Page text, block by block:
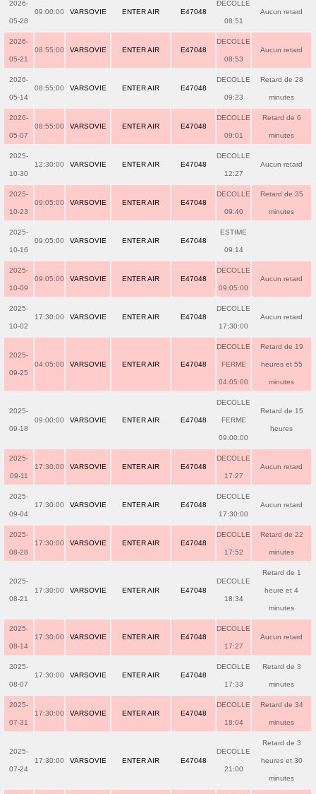
2026-
05-28
09:00:00 VARSOVIE ENTER AIR E47048
DECOLLE
08:51
Aucun retard
2026-
05-21
08:55:00 VARSOVIE ENTER AIR E47048
DECOLLE
08:53
Aucun retard
2026-
05-14
08:55:00 VARSOVIE ENTER AIR E47048
DECOLLE
09:23
Retard de 28
minutes
2026-
05-07
08:55:00 VARSOVIE ENTER AIR E47048
DECOLLE
09:01
Retard de 6
minutes
2025-
10-30
12:30:00 VARSOVIE ENTER AIR E47048
DECOLLE
12:27
Aucun retard
2025-
10-23
09:05:00 VARSOVIE ENTER AIR E47048
DECOLLE
09:40
Retard de 35
minutes
2025-
10-16
09:05:00 VARSOVIE ENTER AIR E47048
ESTIME
09:14
2025-
10-09
09:05:00 VARSOVIE ENTER AIR E47048
DECOLLE
09:05:00
Aucun retard
2025-
10-02
17:30:00 VARSOVIE ENTER AIR E47048
DECOLLE
17:30:00
Aucun retard
2025-
09-25
04:05:00 VARSOVIE ENTER AIR E47048
DECOLLE
FERME
04:05:00
Retard de 19
heures et 55
minutes
2025-
09-18
09:00:00 VARSOVIE ENTER AIR E47048
DECOLLE
FERME
09:00:00
Retard de 15
heures
2025-
09-11
17:30:00 VARSOVIE ENTER AIR E47048
DECOLLE
17:27
Aucun retard
2025-
09-04
17:30:00 VARSOVIE ENTER AIR E47048
DECOLLE
17:30:00
Aucun retard
2025-
08-28
17:30:00 VARSOVIE ENTER AIR E47048
DECOLLE
17:52
Retard de 22
minutes
2025-
08-21
17:30:00 VARSOVIE ENTER AIR E47048
DECOLLE
18:34
Retard de 1
heure et 4
minutes
2025-
08-14
17:30:00 VARSOVIE ENTER AIR E47048
DECOLLE
17:27
Aucun retard
2025-
08-07
17:30:00 VARSOVIE ENTER AIR E47048
DECOLLE
17:33
Retard de 3
minutes
2025-
07-31
17:30:00 VARSOVIE ENTER AIR E47048
DECOLLE
18:04
Retard de 34
minutes
2025-
07-24
17:30:00 VARSOVIE ENTER AIR E47048
DECOLLE
21:00
Retard de 3
heures et 30
minutes